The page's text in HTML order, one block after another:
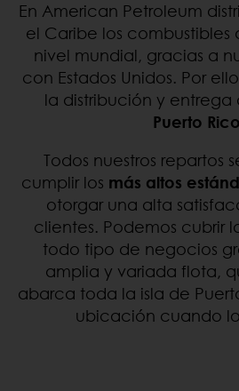
En American Petroleum
el Caribe los
nivel mundial, gracias a
con Estados Unidos. Por
la distribución y entrega
Puerto Rico
Todos nuestros repartos
cumplir los más altos
otorgar una alta
clientes. Podemos cubrir
todo tipo de negocios
amplia y variada flota,
abarca toda la isla de
ubicación cuando